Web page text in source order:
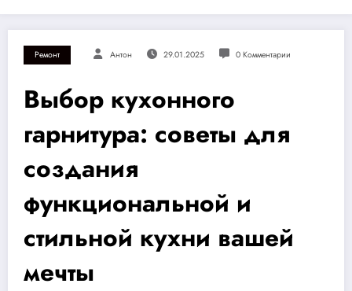
Ремонт Антон 29.01.2025 0 Комментарии
Выбор кухонного
гарнитура: советы для
создания
функциональной и
стильной кухни вашей
мечты